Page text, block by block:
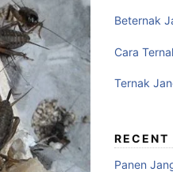
Beternak
Cara
Ternak
RECENT
Panen